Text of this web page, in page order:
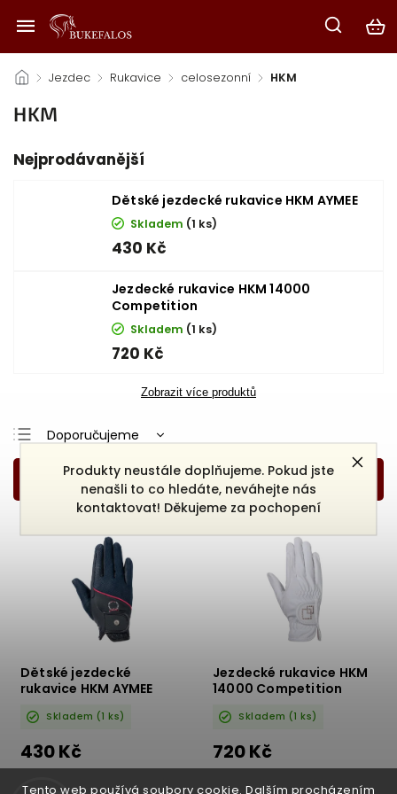
Tento web používá soubory cookie. Dalším procházením
Produkty neustále doplňujeme. Pokud jste
nenašli to co hledáte, neváhejte nás
kontaktovat! Děkujeme za pochopení
/ Jezdec / Rukavice / celosezonní / HKM
HKM
Nejprodávanější
Dětské jezdecké rukavice HKM AYMEE
Skladem (1 ks)
430 Kč
Jezdecké rukavice HKM 14000
Competition
Skladem (1 ks)
720 Kč
Zobrazit více produktů
Doporučujeme
Nejlevnější
Nejdražší
Abecedně
Dětské jezdecké
rukavice HKM AYMEE
Skladem (1 ks)
430 Kč
DETAIL
Jezdecké rukavice HKM
14000 Competition
Skladem (1 ks)
720 Kč
DETAIL